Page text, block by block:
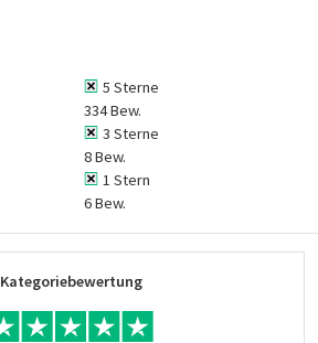
5 Sterne
334 Bew.
3 Sterne
8 Bew.
1 Stern
6 Bew.
Kategoriebewertung